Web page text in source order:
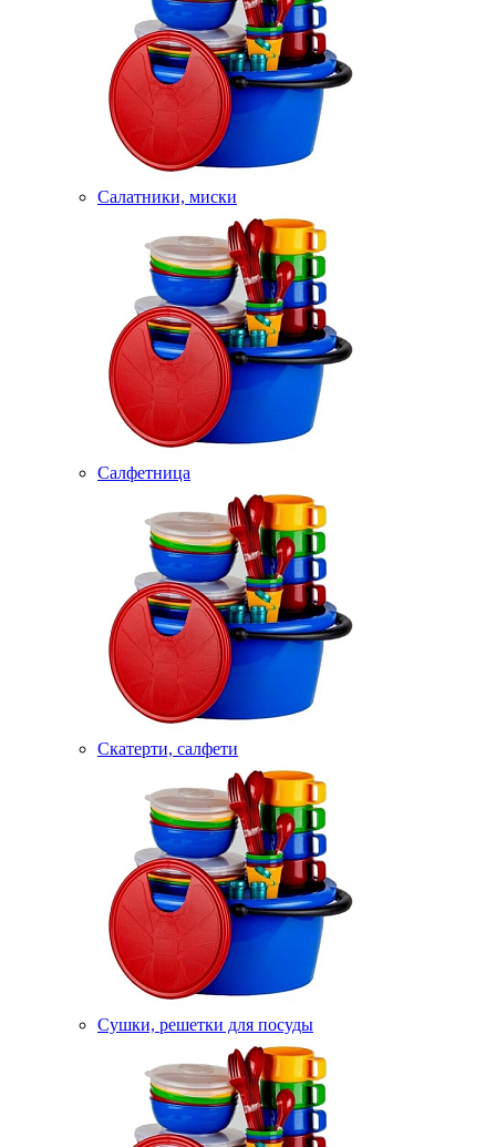
Салатники, миски
Салфетница
Скатерти, салфети
Сушки, решетки для посуды